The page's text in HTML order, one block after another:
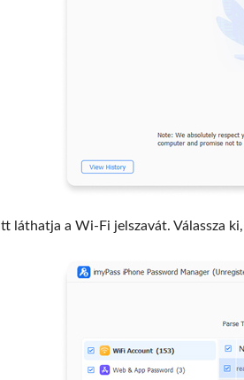
Itt láthatja a Wi-Fi jelszavát. Válassza